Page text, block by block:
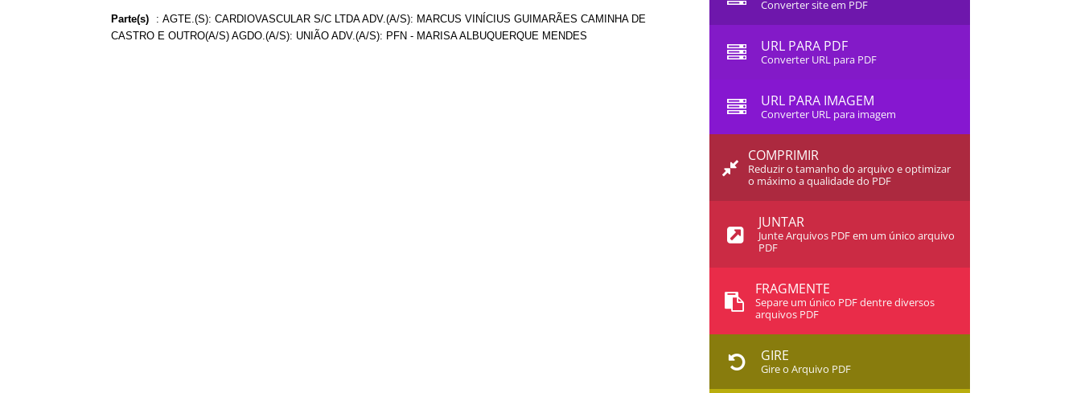
Parte(s) : AGTE.(S): CARDIOVASCULAR S/C LTDA ADV.(A/S): MARCUS VINÍCIUS GUIMARÃES CAMINHA DE
CASTRO E OUTRO(A/S) AGDO.(A/S): UNIÃO ADV.(A/S): PFN - MARISA ALBUQUERQUE MENDES
Converter site em PDF
URL PARA PDF
Converter URL para PDF
URL PARA IMAGEM
Converter URL para imagem
COMPRIMIR
Reduzir o tamanho do arquivo e optimizar
o máximo a qualidade do PDF
JUNTAR
Junte Arquivos PDF em um único arquivo
PDF
FRAGMENTE
Separe um único PDF dentre diversos
arquivos PDF
GIRE
Gire o Arquivo PDF